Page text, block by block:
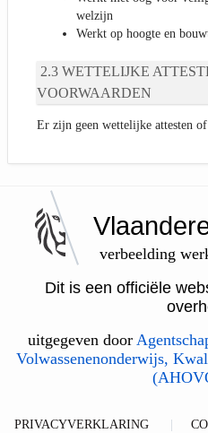
welzijn
Werkt op hoogte en
WETTELIJKE
VOORWAARDEN
Er zijn geen wettelijke attesten
verbeelding
Dit is een officiële
uitgegeven door
Volwassenenonderwijs,
PRIVACYVERKLARING